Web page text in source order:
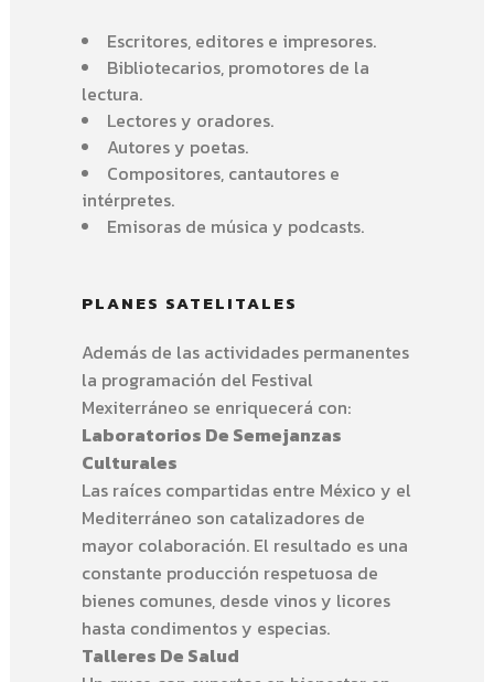
Escritores, editores e impresores.
Bibliotecarios, promotores de la
lectura.
Lectores y oradores.
Autores y poetas.
Compositores, cantautores e
intérpretes.
Emisoras de música y podcasts.
PLANES SATELITALES
Además de las actividades permanentes
la programación del Festival
Mexiterráneo se enriquecerá con:
Laboratorios De Semejanzas
Culturales
Las raíces compartidas entre México y el
Mediterráneo son catalizadores de
mayor colaboración. El resultado es una
constante producción respetuosa de
bienes comunes, desde vinos y licores
hasta condimentos y especias.
Talleres De Salud